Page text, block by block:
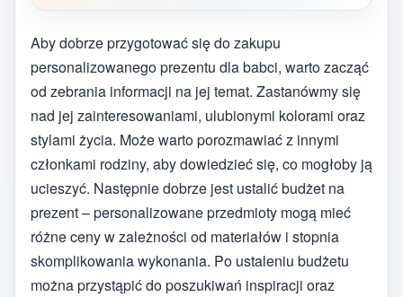
Aby dobrze przygotować się do zakupu
personalizowanego prezentu dla babci, warto zacząć
od zebrania informacji na jej temat. Zastanówmy się
nad jej zainteresowaniami, ulubionymi kolorami oraz
stylami życia. Może warto porozmawiać z innymi
członkami rodziny, aby dowiedzieć się, co mogłoby ją
ucieszyć. Następnie dobrze jest ustalić budżet na
prezent – personalizowane przedmioty mogą mieć
różne ceny w zależności od materiałów i stopnia
skomplikowania wykonania. Po ustaleniu budżetu
można przystąpić do poszukiwań inspiracji oraz